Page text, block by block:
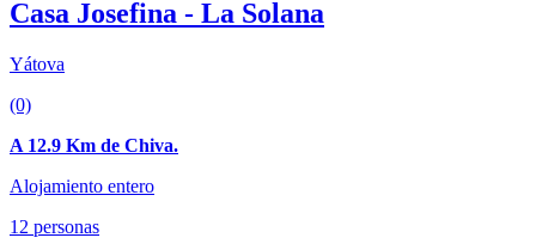
Casa Josefina - La Solana
Yátova
(0)
A 12.9 Km de Chiva.
Alojamiento entero
12 personas